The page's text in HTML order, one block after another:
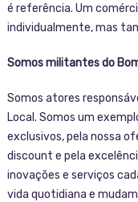
é referência. Um
individualmente, mas
Somos militantes do
Somos atores
Local. Somos um
exclusivos, pela nossa
discount e pela
inovações e serviços
vida quotidiana e